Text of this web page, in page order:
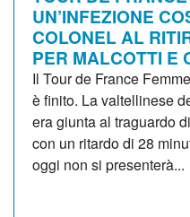
UN’INFEZIONE
COLONEL AL
PER MALCOTTI E
Il Tour de France
è finito. La valtellinese
era giunta al traguardo
con un ritardo di 28
oggi non si presenterà...